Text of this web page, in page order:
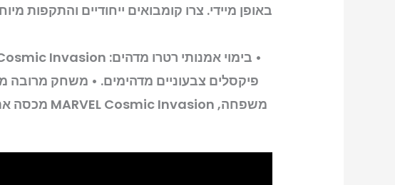
באופן מיידי. צרו קומבואים ייחודיים והתקפות
פיקסלים צבעוניים מדהימים. • משחק מרובה